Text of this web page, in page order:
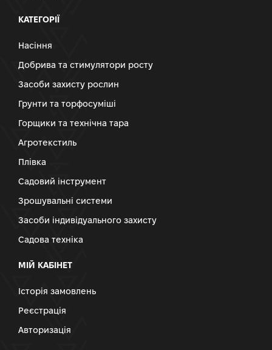
КАТЕГОРІЇ
Насіння
Добрива та стимулятори росту
Засоби захисту рослин
Грунти та торфосуміші
Горщики та технічна тара
Агротекстиль
Плівка
Садовий інструмент
Зрошувальні системи
Засоби індивідуального захисту
Садова техніка
МІЙ КАБІНЕТ
Історія замовлень
Реєстрація
Авторизація